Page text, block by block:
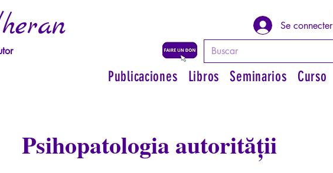
Se connecter
Publicaciones Libros Seminarios Curso
Psihopatologia autorității